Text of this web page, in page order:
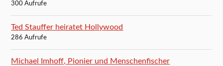
300 Aufrufe
Ted Stauffer heiratet Hollywood
286 Aufrufe
Michael Imhoff, Pionier und Menschenfischer